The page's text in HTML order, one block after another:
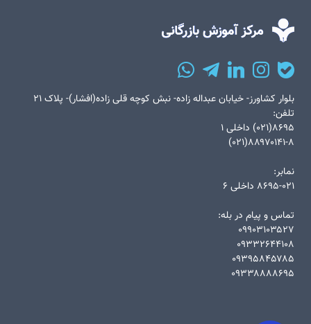
بلوار کشاورز- خیابان عبداله زاده- نبش کوچه قلی زاده(افشار)- پلاک ۲۱
تلفن:
۸۶۹۵(۰۲۱) داخلی ۱
۸۸۹۷۰۱۴۱-۸(۰۲۱)
نمابر:
۸۶۹۵-۰۲۱ داخلی ۶
تماس و پیام در بله:
۰۹۹۰۳۱۰۳۵۲۷
۰۹۳۳۲۶۴۴۱۰۸
۰۹۳۹۵۸۴۵۷۸۵
۰۹۳۳۸۸۸۸۶۹۵